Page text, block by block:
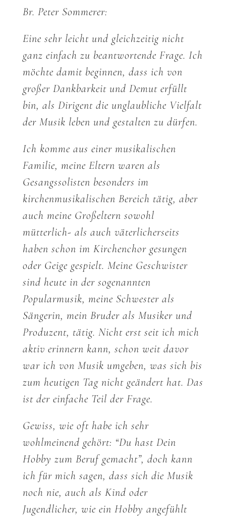
Br. Peter Sommerer:
Eine sehr leicht und gleichzeitig nicht
ganz einfach zu beantwortende Frage. Ich
möchte damit beginnen, dass ich von
großer Dankbarkeit und Demut erfüllt
bin, als Dirigent die unglaubliche Vielfalt
der Musik leben und gestalten zu dürfen.
Ich komme aus einer musikalischen
Familie, meine Eltern waren als
Gesangssolisten besonders im
kirchenmusikalischen Bereich tätig, aber
auch meine Großeltern sowohl
mütterlich- als auch väterlicherseits
haben schon im Kirchenchor gesungen
oder Geige gespielt. Meine Geschwister
sind heute in der sogenannten
Popularmusik, meine Schwester als
Sängerin, mein Bruder als Musiker und
Produzent, tätig. Nicht erst seit ich mich
aktiv erinnern kann, schon weit davor
war ich von Musik umgeben, was sich bis
zum heutigen Tag nicht geändert hat. Das
ist der einfache Teil der Frage.
Gewiss, wie oft habe ich sehr
wohlmeinend gehört: “Du hast Dein
Hobby zum Beruf gemacht”, doch kann
ich für mich sagen, dass sich die Musik
noch nie, auch als Kind oder
Jugendlicher, wie ein Hobby angefühlt